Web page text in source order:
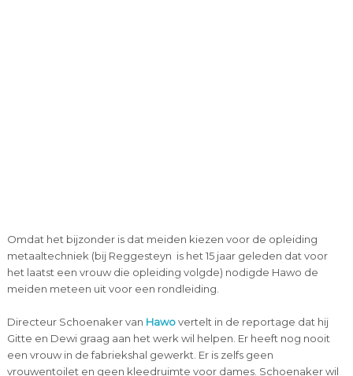
Omdat het bijzonder is dat meiden kiezen voor de opleiding
metaaltechniek (bij Reggesteyn is het 15 jaar geleden dat voor
het laatst een vrouw die opleiding volgde) nodigde Hawo de
meiden meteen uit voor een rondleiding.
Directeur Schoenaker van Hawovertelt in de reportage dat hij
Gitte en Dewi graag aan het werk wil helpen. Er heeft nog nooit
een vrouw in de fabriekshal gewerkt. Er is zelfs geen
vrouwentoilet en geen kleedruimte voor dames. Schoenaker wil